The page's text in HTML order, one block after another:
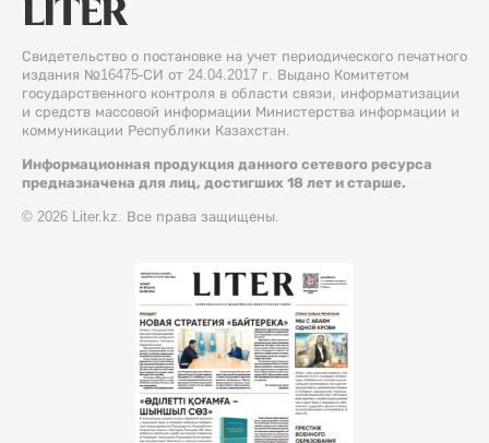
Свидетельство о постановке на учет периодического печатного
издания №16475-СИ от 24.04.2017 г. Выдано Комитетом
государственного контроля в области связи, информатизации
и средств массовой информации Министерства информации и
коммуникации Республики Казахстан.
Информационная продукция данного сетевого ресурса
предназначена для лиц, достигших 18 лет и старше.
© 2026 Liter.kz. Все права защищены.